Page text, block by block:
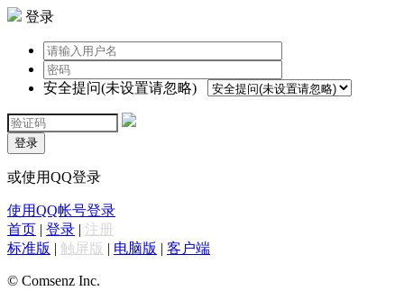
登录
安全提问(未设置请忽略)
登录
或使用QQ登录
使用QQ帐号登录
首页 | 登录 | 注册
标准版 | 触屏版 | 电脑版 | 客户端
© Comsenz Inc.